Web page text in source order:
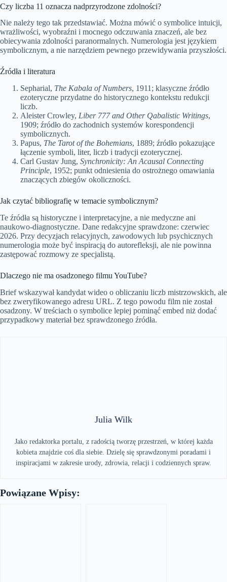
Czy liczba 11 oznacza nadprzyrodzone zdolności?
Nie należy tego tak przedstawiać. Można mówić o symbolice intuicji,
wrażliwości, wyobraźni i mocnego odczuwania znaczeń, ale bez
obiecywania zdolności paranormalnych. Numerologia jest językiem
symbolicznym, a nie narzędziem pewnego przewidywania przyszłości.
Źródła i literatura
Sepharial, The Kabala of Numbers, 1911; klasyczne źródło
ezoteryczne przydatne do historycznego kontekstu redukcji
liczb.
Aleister Crowley, Liber 777 and Other Qabalistic Writings,
1909; źródło do zachodnich systemów korespondencji
symbolicznych.
Papus, The Tarot of the Bohemians, 1889; źródło pokazujące
łączenie symboli, liter, liczb i tradycji ezoterycznej.
Carl Gustav Jung, Synchronicity: An Acausal Connecting
Principle, 1952; punkt odniesienia do ostrożnego omawiania
znaczących zbiegów okoliczności.
Jak czytać bibliografię w temacie symbolicznym?
Te źródła są historyczne i interpretacyjne, a nie medyczne ani
naukowo-diagnostyczne. Dane redakcyjne sprawdzone: czerwiec
2026. Przy decyzjach relacyjnych, zawodowych lub psychicznych
numerologia może być inspiracją do autorefleksji, ale nie powinna
zastępować rozmowy ze specjalistą.
Dlaczego nie ma osadzonego filmu YouTube?
Brief wskazywał kandydat wideo o obliczaniu liczb mistrzowskich, ale
bez zweryfikowanego adresu URL. Z tego powodu film nie został
osadzony. W treściach o symbolice lepiej pominąć embed niż dodać
przypadkowy materiał bez sprawdzonego źródła.
Julia Wilk
Jako redaktorka portalu, z radością tworzę przestrzeń, w której każda
kobieta znajdzie coś dla siebie. Dzielę się sprawdzonymi poradami i
inspiracjami w zakresie urody, zdrowia, relacji i codziennych spraw.
Powiązane Wpisy: